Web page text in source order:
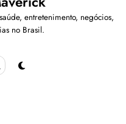
entretenimento, negócios,
no Brasil.